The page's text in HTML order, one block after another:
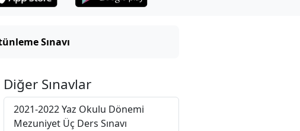
Sınavı
Diğer Sınavlar
2021-2022 Yaz Okulu Dönemi
Mezuniyet Üç Ders Sınavı